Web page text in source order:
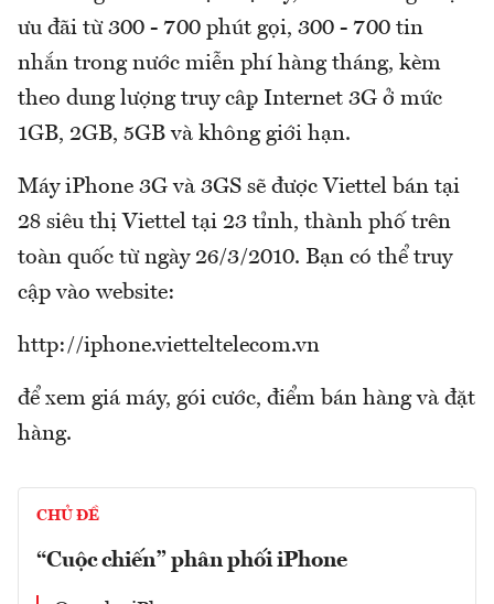
ưu đãi từ 300 - 700 phút gọi, 300 - 700 tin
nhắn trong nước miễn phí hàng tháng, kèm
theo dung lượng truy cập Internet 3G ở mức
1GB, 2GB, 5GB và không giới hạn.
Máy iPhone 3G và 3GS sẽ được Viettel bán tại
28 siêu thị Viettel tại 23 tỉnh, thành phố trên
toàn quốc từ ngày 26/3/2010. Bạn có thể truy
cập vào website:
http://iphone.vietteltelecom.vn
để xem giá máy, gói cước, điểm bán hàng và đặt
hàng.
CHỦ ĐỀ
“Cuộc chiến” phân phối iPhone